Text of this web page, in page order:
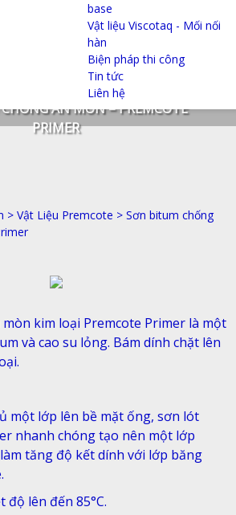
base
Vật liệu Viscotaq - Mối nối
hàn
Biện pháp thi công
Tin tức
Liên hệ
ĂN MÒN – PREMCOTE
PRIMER
> Vật Liệu Premcote > Sơn bitum chống
kim loại Premcote Primer là một
và cao su lỏng. Bám dính chặt lên
một lớp lên bề mặt ống, sơn lót
nhanh chóng tạo nên một lớp
tăng độ kết dính với lớp băng
độ lên đến 85°C.